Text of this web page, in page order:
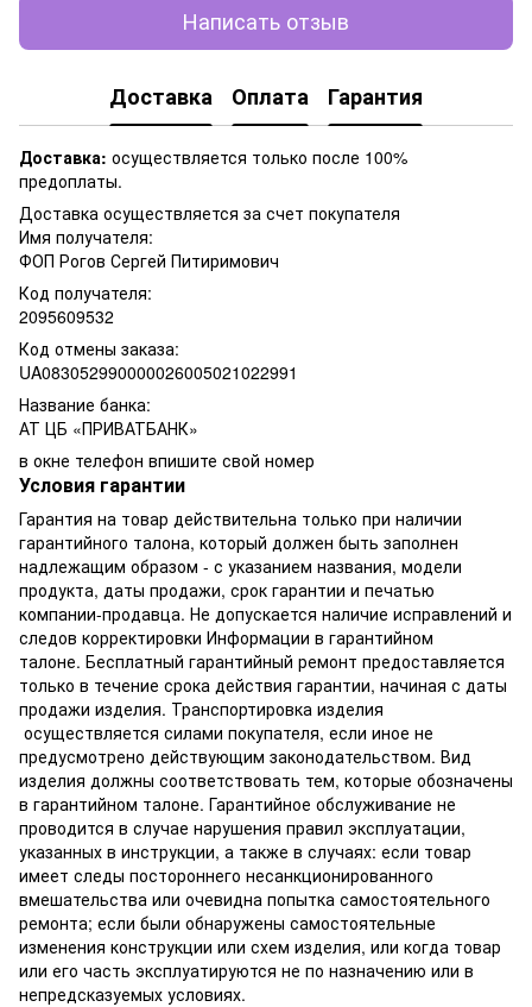
Написать отзыв
Доставка Оплата Гарантия
Доставка: осуществляется только после 100%
предоплаты.
Доставка осуществляется за счет покупателя
Имя получателя:
ФОП Рогов Сергей Питиримович
Код получателя:
2095609532
Код отмены заказа:
UA083052990000026005021022991
Название банка:
АТ ЦБ «ПРИВАТБАНК»
в окне телефон впишите свой номер
Условия гарантии
Гарантия на товар действительна только при наличии
гарантийного талона, который должен быть заполнен
надлежащим образом - с указанием названия, модели
продукта, даты продажи, срок гарантии и печатью
компании-продавца. Не допускается наличие исправлений и
следов корректировки Информации в гарантийном
талоне. Бесплатный гарантийный ремонт предоставляется
только в течение срока действия гарантии, начиная с даты
продажи изделия. Транспортировка изделия
осуществляется силами покупателя, если иное не
предусмотрено действующим законодательством. Вид
изделия должны соответствовать тем, которые обозначены
в гарантийном талоне. Гарантийное обслуживание не
проводится в случае нарушения правил эксплуатации,
указанных в инструкции, а также в случаях: если товар
имеет следы постороннего несанкционированного
вмешательства или очевидна попытка самостоятельного
ремонта; если были обнаружены самостоятельные
изменения конструкции или схем изделия, или когда товар
или его часть эксплуатируются не по назначению или в
непредсказуемых условиях.